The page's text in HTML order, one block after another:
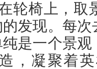
轮椅上，取
发现。每
是一个景
，凝聚着